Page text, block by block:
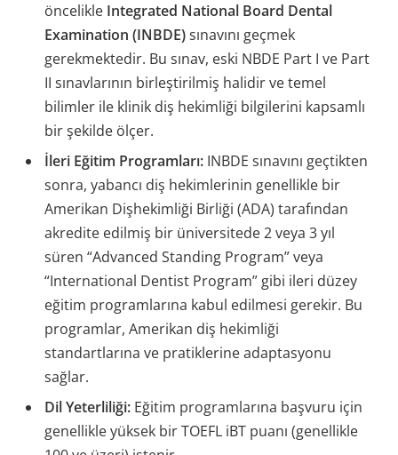
öncelikle Integrated National Board Dental
Examination (INBDE)sınavını geçmek
gerekmektedir. Bu sınav, eski NBDE Part I ve Part
II sınavlarının birleştirilmiş halidir ve temel
bilimler ile klinik diş hekimliği bilgilerini kapsamlı
bir şekilde ölçer.
İleri Eğitim Programları: INBDE sınavını geçtikten
sonra, yabancı diş hekimlerinin genellikle bir
Amerikan Dişhekimliği Birliği (ADA) tarafından
akredite edilmiş bir üniversitede 2 veya 3 yıl
süren “Advanced Standing Program” veya
“International Dentist Program” gibi ileri düzey
eğitim programlarına kabul edilmesi gerekir. Bu
programlar, Amerikan diş hekimliği
standartlarına ve pratiklerine adaptasyonu
sağlar.
Dil Yeterliliği: Eğitim programlarına başvuru için
genellikle yüksek bir TOEFL iBT puanı (genellikle